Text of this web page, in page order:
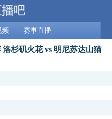
频 赛事直播
杉矶火花 vs 明尼苏达山猫